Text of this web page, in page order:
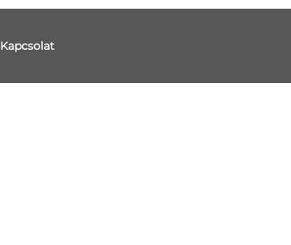
Kapcsolat